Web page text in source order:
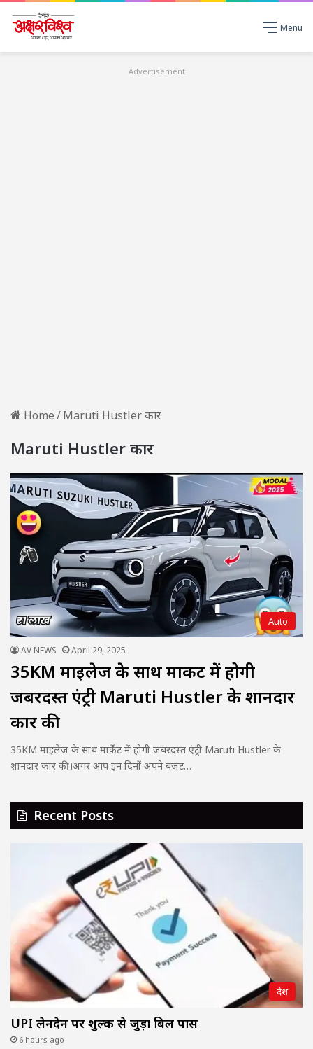
Menu
Advertisement
Home/Maruti Hustler कार
Maruti Hustler कार
Auto
AV NEWS April 29, 2025
35KM माइलेज के साथ मार्केट में होगी
जबरदस्त एंट्री Maruti Hustler के शानदार
कार की
35KM माइलेज के साथ मार्केट में होगी जबरदस्त एंट्री Maruti Hustler के
शानदार कार की।अगर आप इन दिनों अपने बजट…
Recent Posts
देश
UPI लेनदेन पर शुल्क से जुड़ा बिल पास
6 hours ago